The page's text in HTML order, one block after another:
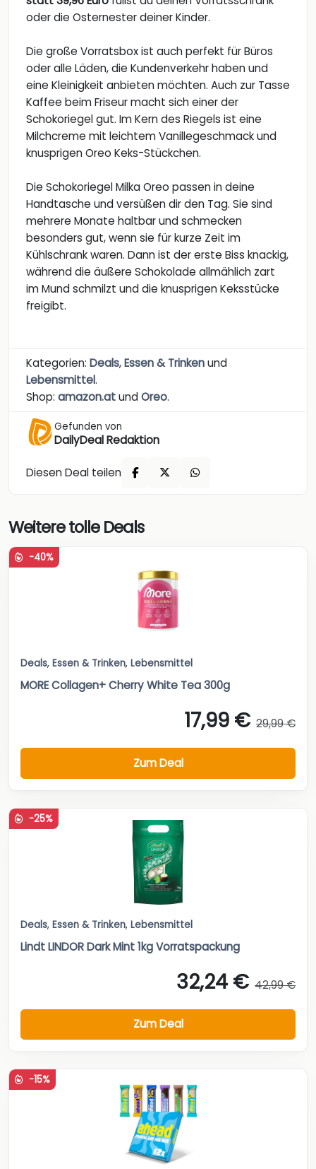
oder die Osternester deiner Kinder.
Die große Vorratsbox ist auch perfekt für Büros
oder alle Läden, die Kundenverkehr haben und
eine Kleinigkeit anbieten möchten. Auch zur Tasse
Kaffee beim Friseur macht sich einer der
Schokoriegel gut. Im Kern des Riegels ist eine
Milchcreme mit leichtem Vanillegeschmack und
knusprigen Oreo Keks-Stückchen.
Die Schokoriegel Milka Oreo passen in deine
Handtasche und versüßen dir den Tag. Sie sind
mehrere Monate haltbar und schmecken
besonders gut, wenn sie für kurze Zeit im
Kühlschrank waren. Dann ist der erste Biss knackig,
während die äußere Schokolade allmählich zart
im Mund schmilzt und die knusprigen Keksstücke
freigibt.
Kategorien: Deals,Essen & Trinkenund
Lebensmittel.
Shop: amazon.atundOreo.
Gefunden von
DailyDeal Redaktion
Diesen Deal teilen
Weitere tolle Deals
-40%
Deals, Essen & Trinken, Lebensmittel
MORE Collagen+ Cherry White Tea 300g
17,99 € 29,99 €
Zum Deal
-25%
Deals, Essen & Trinken, Lebensmittel
Lindt LINDOR Dark Mint 1kg Vorratspackung
32,24 € 42,99 €
Zum Deal
-15%